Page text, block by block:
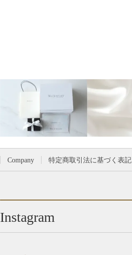
Company 特定商取引法に基づく表記
Instagram